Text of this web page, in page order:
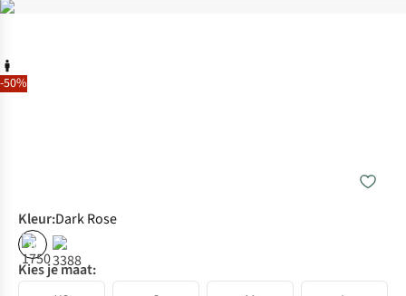
-50%
Kleur:Dark Rose
%
Kies je maat: